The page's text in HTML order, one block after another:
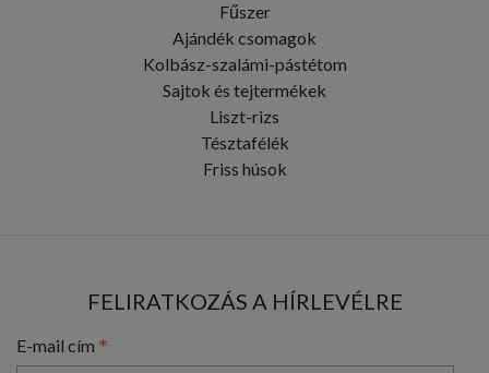
Fűszer
Ajándék csomagok
Kolbász-szalámi-pástétom
Sajtok és tejtermékek
Liszt-rizs
Tésztafélék
Friss húsok
FELIRATKOZÁS A HÍRLEVÉLRE
E-mail cím *